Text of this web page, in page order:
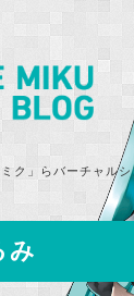
ク」らバーチャル
み